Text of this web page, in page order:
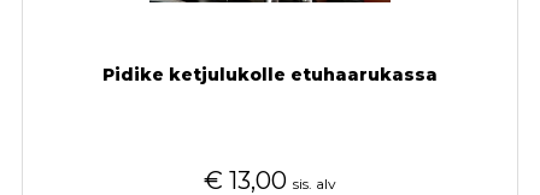
Pidike ketjulukolle etuhaarukassa
€ 13,00 sis. alv